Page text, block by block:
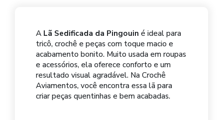
A Lã Sedificada da Pingouin é ideal para
tricô, crochê e peças com toque macio e
acabamento bonito. Muito usada em roupas
e acessórios, ela oferece conforto e um
resultado visual agradável. Na Crochê
Aviamentos, você encontra essa lã para
criar peças quentinhas e bem acabadas.